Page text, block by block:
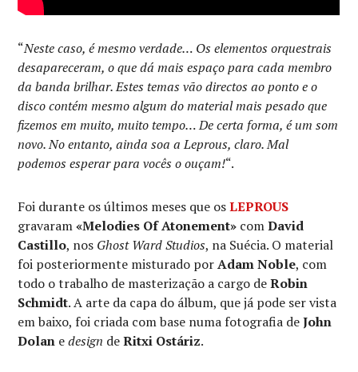
“Neste caso, é mesmo verdade… Os elementos orquestrais
desapareceram, o que dá mais espaço para cada membro
da banda brilhar. Estes temas vão directos ao ponto e o
disco contém mesmo algum do material mais pesado que
fizemos em muito, muito tempo… De certa forma, é um som
novo. No entanto, ainda soa a Leprous, claro. Mal
podemos esperar para vocês o ouçam!“.
Foi durante os últimos meses que osLEPROUS
gravaram«Melodies Of Atonement» comDavid
Castillo, nos Ghost Ward Studios, na Suécia. O material
foi posteriormente misturado porAdam Noble, com
todo o trabalho de masterização a cargo deRobin
Schmidt. A arte da capa do álbum, que já pode ser vista
em baixo, foi criada com base numa fotografia deJohn
Dolan edesign deRitxi Ostáriz.